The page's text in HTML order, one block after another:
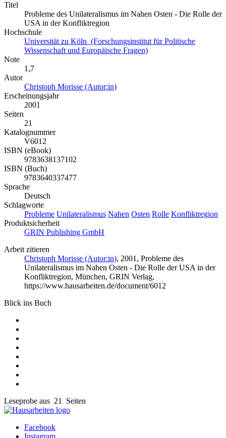
Titel
Probleme des Unilateralismus im Nahen Osten - Die Rolle der
USA in der Konfliktregion
Hochschule
Universität zu Köln (Forschungsinstitut für Politische
Wissenschaft und Europäische Fragen)
Note
1,7
Autor
Christoph Morisse (Autor:in)
Erscheinungsjahr
2001
Seiten
21
Katalognummer
V6012
ISBN (eBook)
9783638137102
ISBN (Buch)
9783640337477
Sprache
Deutsch
Schlagworte
Probleme Unilateralismus Nahen Osten Rolle Konfliktregion
Produktsicherheit
GRIN Publishing GmbH
Arbeit zitieren
Christoph Morisse (Autor:in), 2001, Probleme des
Unilateralismus im Nahen Osten - Die Rolle der USA in der
Konfliktregion, München, GRIN Verlag,
https://www.hausarbeiten.de/document/6012
Blick ins Buch
Leseprobe aus 21 Seiten
Facebook